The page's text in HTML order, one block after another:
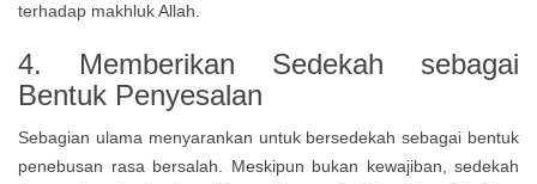
terhadap makhluk Allah.
4. Memberikan Sedekah sebagai
Bentuk Penyesalan
Sebagian ulama menyarankan untuk bersedekah sebagai bentuk
penebusan rasa bersalah. Meskipun bukan kewajiban, sedekah